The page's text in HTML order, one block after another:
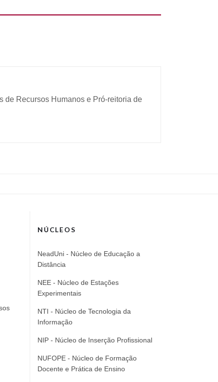
de Recursos Humanos e Pró-reitoria de
NÚCLEOS
NeadUni - Núcleo de Educação a
Distância
NEE - Núcleo de Estações
Experimentais
NTI - Núcleo de Tecnologia da
Informação
NIP - Núcleo de Inserção Profissional
NUFOPE - Núcleo de Formação
Docente e Prática de Ensino